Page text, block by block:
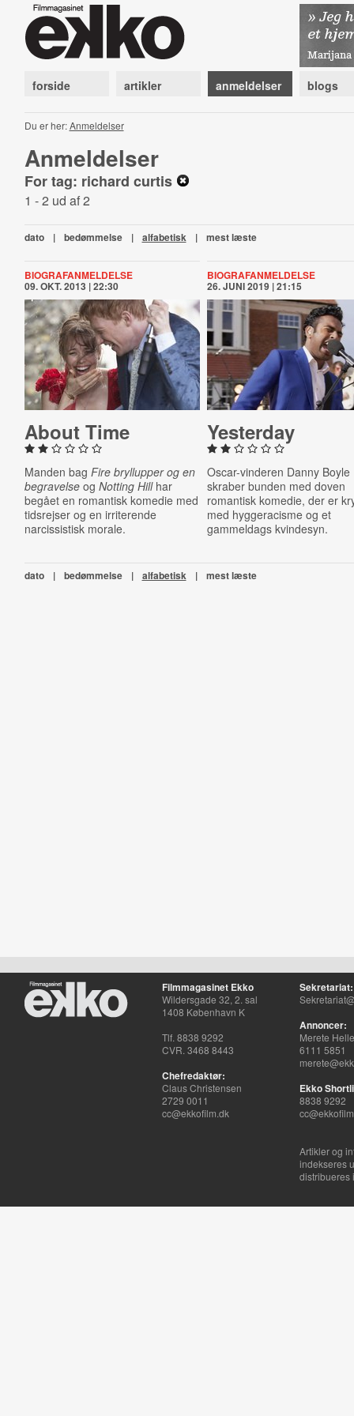
forside artikler anmeldelser blogs
Du er her:Anmeldelser
Anmeldelser
For tag: richard curtis
1 - 2 ud af 2
dato | bedømmelse | alfabetisk | mest læste
BIOGRAFANMELDELSE
09. OKT. 2013 | 22:30
About Time
Manden bag Fire bryllupper og en
begravelseog Notting Hillhar
begået en romantisk komedie med
tidsrejser og en irriterende
narcissistisk morale.
BIOGRAFANMELDELSE
26. JUNI 2019 | 21:15
Yesterday
Oscar-vinderen Danny Boyle
skraber bunden med doven
romantisk komedie, der er
med hyggeracisme og et
gammeldags kvindesyn.
dato | bedømmelse | alfabetisk | mest læste
Filmmagasinet Ekko
Wildersgade 32, 2. sal
1408 København K
Tlf. 8838 9292
CVR. 3468 8443
Chefredaktør:
Claus Christensen
2729 0011
cc@ekkofilm.dk
Sekretariat:
Annoncer:
Merete
6111 5851
Ekko
8838 9292
Artikler og
indekseres
distribueres